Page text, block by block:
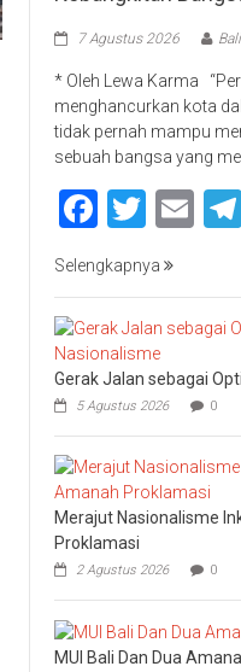
7 Agustus 2026
* Oleh Lewa Karma
menghancurkan kota
tidak pernah mampu
sebuah bangsa yang
Selengkapnya
Gerak Jalan sebagai
5 Agustus 2026 0
Merajut Nasionalisme
Proklamasi
2 Agustus 2026 0
MUI Bali Dan Dua